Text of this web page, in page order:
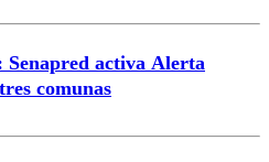
activa Alerta
comunas